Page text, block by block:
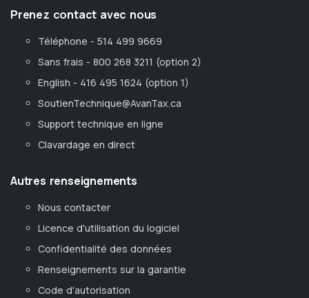
Prenez contact avec nous
Téléphone - 514 499 9669
Sans frais - 800 268 3211 (option 2)
English - 416 495 1624 (option 1)
SoutienTechnique@AvanTax.ca
Support technique en ligne
Clavardage en direct
Autres renseignements
Nous contacter
Licence d'utilisation du logiciel
Confidentialité des données
Renseignements sur la garantie
Code d'autorisation